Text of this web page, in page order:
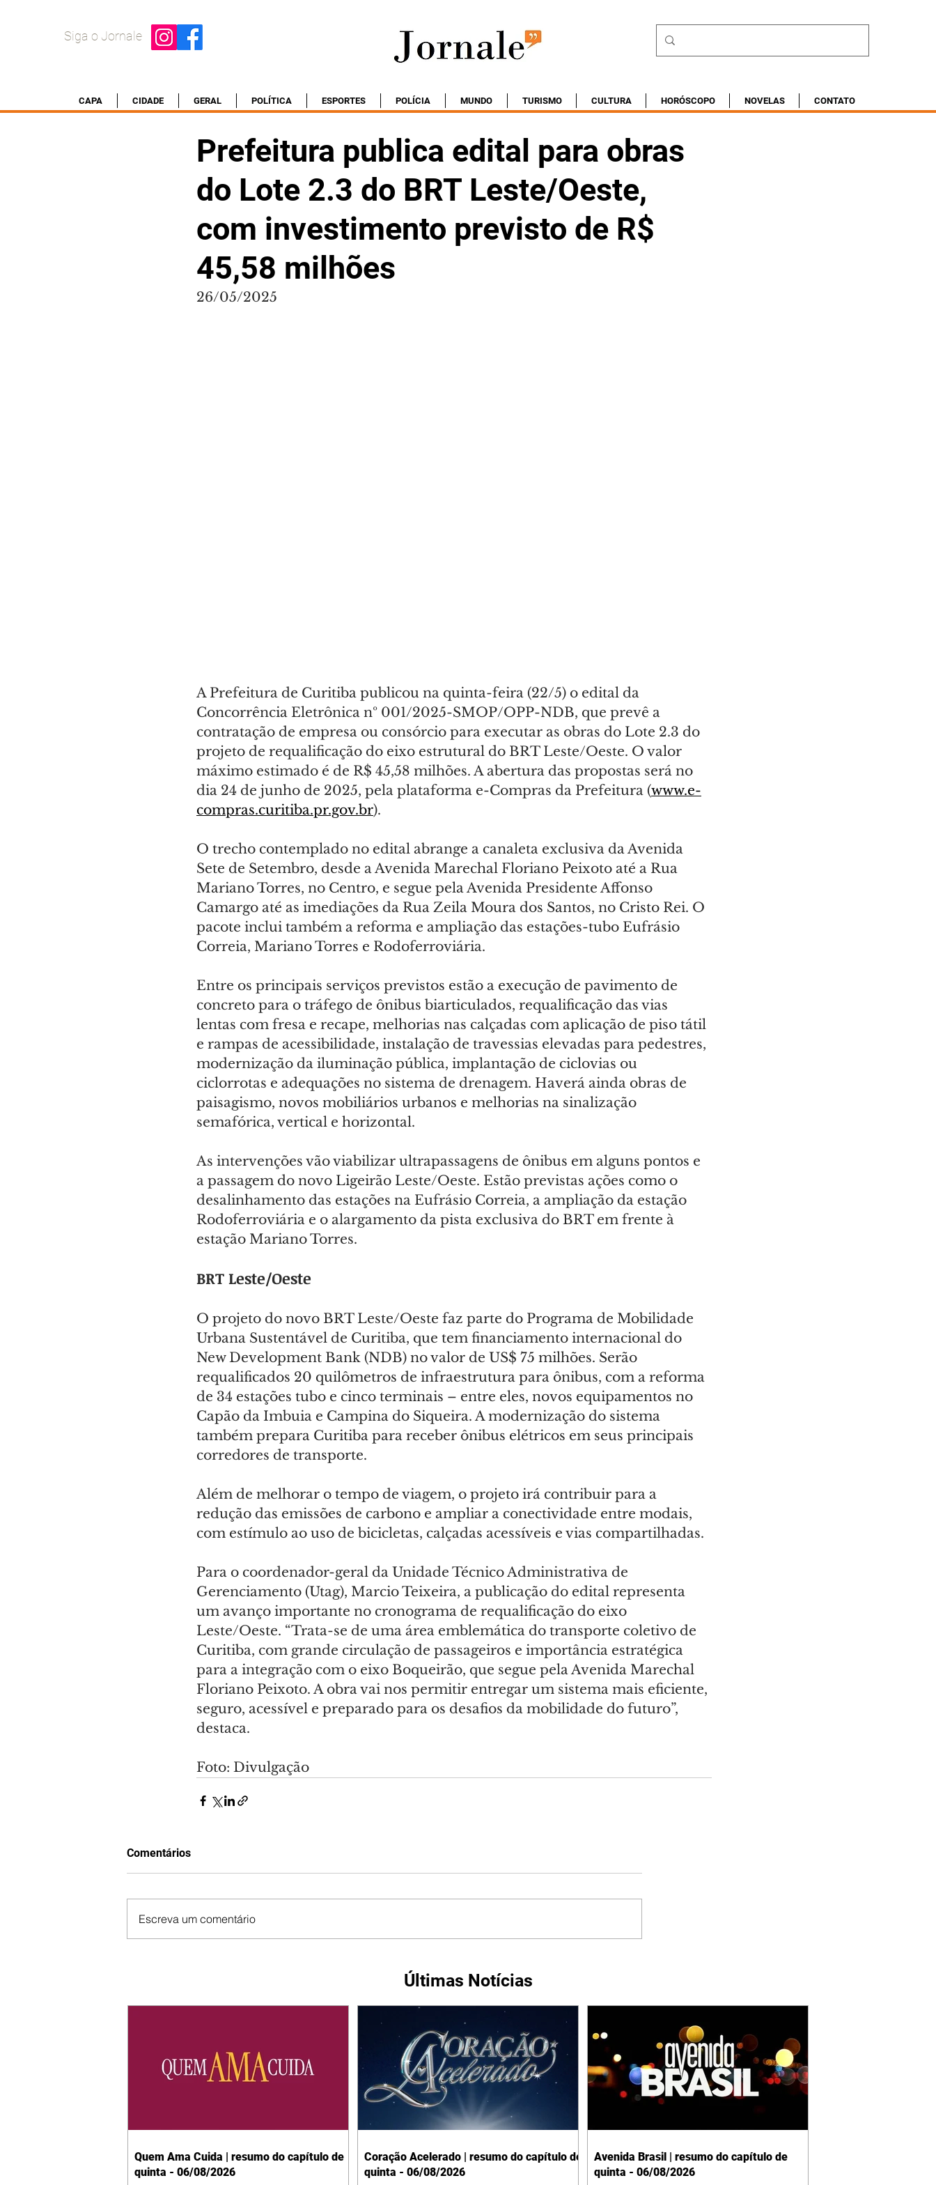
Siga o Jornale
CAPA CIDADE GERAL POLÍTICA ESPORTES POLÍCIA MUNDO TURISMO CULTURA HORÓSCOPO NOVELAS CONTATO
Prefeitura publica edital para obras
do Lote 2.3 do BRT Leste/Oeste,
com investimento previsto de R$
45,58 milhões
26/05/2025
A Prefeitura de Curitiba publicou na quinta-feira (22/5) o edital da
Concorrência Eletrônica nº 001/2025-SMOP/OPP-NDB, que prevê a
contratação de empresa ou consórcio para executar as obras do Lote 2.3 do
projeto de requalificação do eixo estrutural do BRT Leste/Oeste. O valor
máximo estimado é de R$ 45,58 milhões. A abertura das propostas será no
dia 24 de junho de 2025, pela plataforma e-Compras da Prefeitura (www.e-
compras.curitiba.pr.gov.br).
O trecho contemplado no edital abrange a canaleta exclusiva da Avenida
Sete de Setembro, desde a Avenida Marechal Floriano Peixoto até a Rua
Mariano Torres, no Centro, e segue pela Avenida Presidente Affonso
Camargo até as imediações da Rua Zeila Moura dos Santos, no Cristo Rei. O
pacote inclui também a reforma e ampliação das estações-tubo Eufrásio
Correia, Mariano Torres e Rodoferroviária.
Entre os principais serviços previstos estão a execução de pavimento de
concreto para o tráfego de ônibus biarticulados, requalificação das vias
lentas com fresa e recape, melhorias nas calçadas com aplicação de piso tátil
e rampas de acessibilidade, instalação de travessias elevadas para pedestres,
modernização da iluminação pública, implantação de ciclovias ou
ciclorrotas e adequações no sistema de drenagem. Haverá ainda obras de
paisagismo, novos mobiliários urbanos e melhorias na sinalização
semafórica, vertical e horizontal.
As intervenções vão viabilizar ultrapassagens de ônibus em alguns pontos e
a passagem do novo Ligeirão Leste/Oeste. Estão previstas ações como o
desalinhamento das estações na Eufrásio Correia, a ampliação da estação
Rodoferroviária e o alargamento da pista exclusiva do BRT em frente à
estação Mariano Torres.
BRT Leste/Oeste
O projeto do novo BRT Leste/Oeste faz parte do Programa de Mobilidade
Urbana Sustentável de Curitiba, que tem financiamento internacional do
New Development Bank (NDB) no valor de US$ 75 milhões. Serão
requalificados 20 quilômetros de infraestrutura para ônibus, com a reforma
de 34 estações tubo e cinco terminais – entre eles, novos equipamentos no
Capão da Imbuia e Campina do Siqueira. A modernização do sistema
também prepara Curitiba para receber ônibus elétricos em seus principais
corredores de transporte.
Além de melhorar o tempo de viagem, o projeto irá contribuir para a
redução das emissões de carbono e ampliar a conectividade entre modais,
com estímulo ao uso de bicicletas, calçadas acessíveis e vias compartilhadas.
Para o coordenador-geral da Unidade Técnico Administrativa de
Gerenciamento (Utag), Marcio Teixeira, a publicação do edital representa
um avanço importante no cronograma de requalificação do eixo
Leste/Oeste. “Trata-se de uma área emblemática do transporte coletivo de
Curitiba, com grande circulação de passageiros e importância estratégica
para a integração com o eixo Boqueirão, que segue pela Avenida Marechal
Floriano Peixoto. A obra vai nos permitir entregar um sistema mais eficiente,
seguro, acessível e preparado para os desafios da mobilidade do futuro”,
destaca.
Foto: Divulgação
Comentários
Escreva um comentário
Últimas Notícias
Quem Ama Cuida | resumo do capítulo de
quinta - 06/08/2026
Coração Acelerado | resumo do capítulo de
quinta - 06/08/2026
Avenida Brasil | resumo do capítulo de
quinta - 06/08/2026